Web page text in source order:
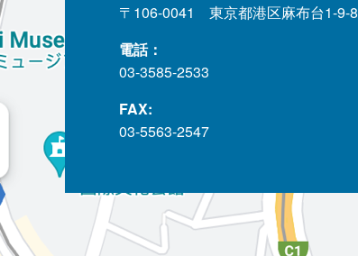
〒106-0041 東京都港区麻布台1-9-8
電話：
03-3585-2533
FAX:
03-5563-2547